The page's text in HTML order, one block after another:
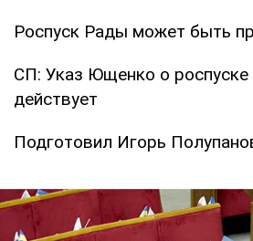
Роспуск Рады может быть
СП: Указ Ющенко о роспуске
действует
Подготовил Игорь